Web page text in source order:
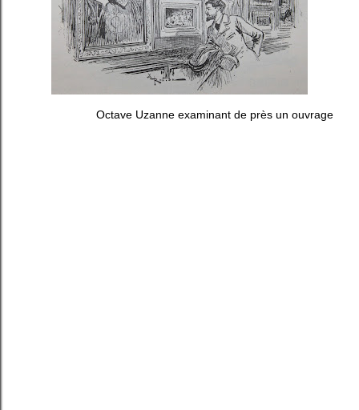
Octave Uzanne examinant de près un ouvrage